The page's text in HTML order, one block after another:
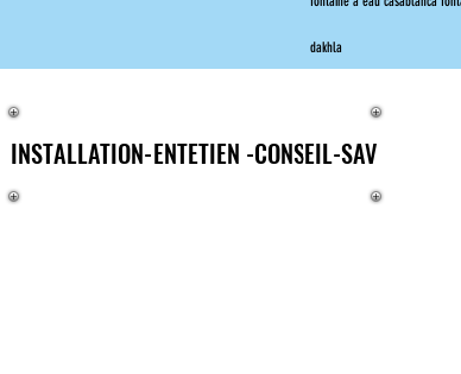
dakhla
INSTALLATION-ENTETIEN -CONSEIL-SAV
INSTALLATION-ENTETIEN -CONSEIL-SAV